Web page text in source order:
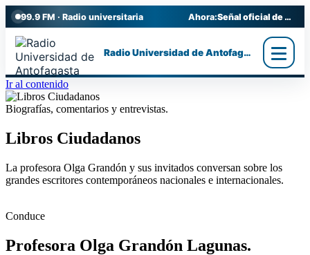
99.9 FM · Radio universitaria Ahora: Señal oficial de Radio UA
Radio Universidad de Antofagasta
Ir al contenido
Biografías, comentarios y entrevistas.
Libros Ciudadanos
La profesora Olga Grandón y sus invitados conversan sobre los
grandes escritores contemporáneos nacionales e internacionales.
Conduce
Profesora Olga Grandón Lagunas.